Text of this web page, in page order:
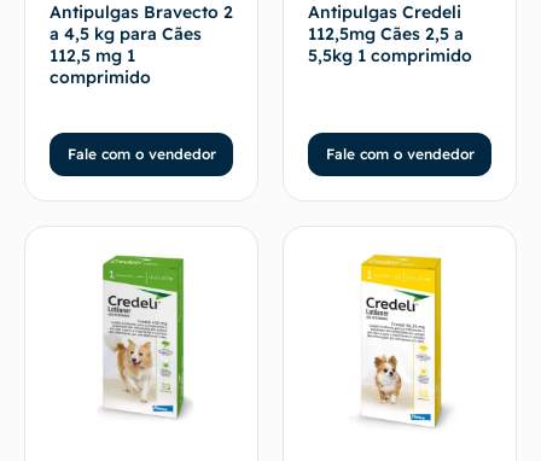
Antipulgas Bravecto 2
a 4,5 kg para Cães
112,5 mg 1
comprimido
Fale com o vendedor
Antipulgas Credeli
112,5mg Cães 2,5 a
5,5kg 1 comprimido
Fale com o vendedor